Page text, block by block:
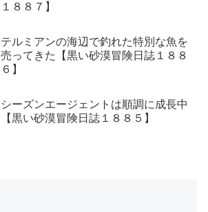
１８８７】
テルミアンの海辺で釣れた特別な魚を
売ってきた【黒い砂漠冒険日誌１８８
６】
シーズンエージェントは順調に成長中
【黒い砂漠冒険日誌１８８５】